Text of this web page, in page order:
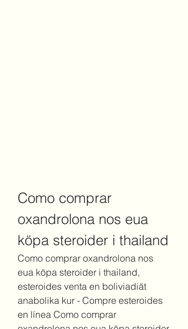
Como comprar
oxandrolona nos eua
köpa steroider i thailand
Como comprar oxandrolona nos
eua köpa steroider i thailand,
esteroides venta en boliviadiät
anabolika kur - Compre esteroides
en línea Como comprar